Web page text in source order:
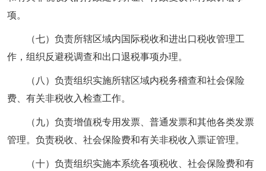
项。
（七）负责所辖区域内国际税收和进出口税收管理工
作，组织反避税调查和出口退税事项办理。
（八）负责组织实施所辖区域内税务稽查和社会保险
费、有关非税收入检查工作。
（九）负责增值税专用发票、普通发票和其他各类发票
管理。负责税收、社会保险费和有关非税收入票证管理。
（十）负责组织实施本系统各项税收、社会保险费和有